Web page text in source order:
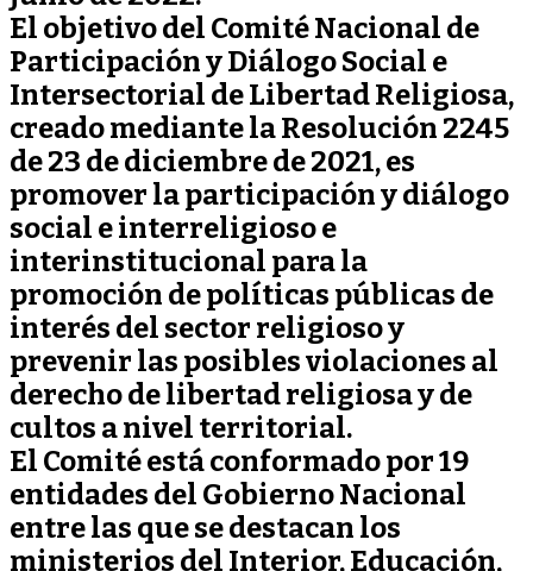
El objetivo del Comité Nacional de
Participación y Diálogo Social e
Intersectorial de Libertad Religiosa,
creado mediante la Resolución 2245
de 23 de diciembre de 2021, es
promover la participación y diálogo
social e interreligioso e
interinstitucional para la
promoción de políticas públicas de
interés del sector religioso y
prevenir las posibles violaciones al
derecho de libertad religiosa y de
cultos a nivel territorial.
El Comité está conformado por 19
entidades del Gobierno Nacional
entre las que se destacan los
ministerios del Interior, Educación,